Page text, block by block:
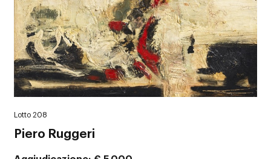
Lotto 208
Piero Ruggeri